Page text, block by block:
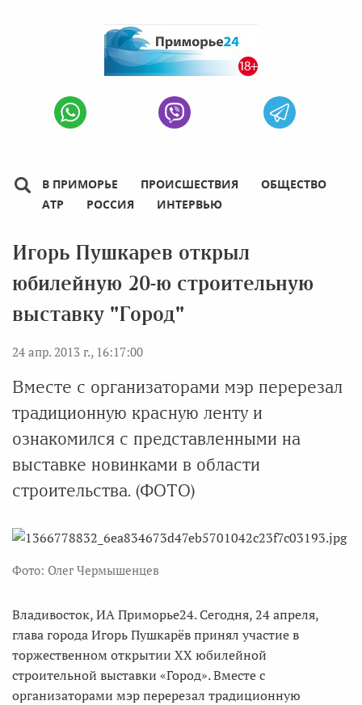
В ПРИМОРЬЕ ПРОИСШЕСТВИЯ
ОБЩЕСТВО
АТР
РОССИЯ ИНТЕРВЬЮ
Игорь Пушкарев открыл
юбилейную 20-ю строительную
выставку "Город"
24 апр. 2013 г., 16:17:00
Вместе с организаторами мэр перерезал
традиционную красную ленту и
ознакомился с представленными на
выставке новинками в области
строительства. (ФОТО)
Фото: Олег Чермышенцев
Владивосток, ИА Приморье24. Сегодня, 24 апреля,
глава города Игорь Пушкарёв принял участие в
торжественном открытии XX юбилейной
строительной выставки «Город». Вместе с
организаторами мэр перерезал традиционную